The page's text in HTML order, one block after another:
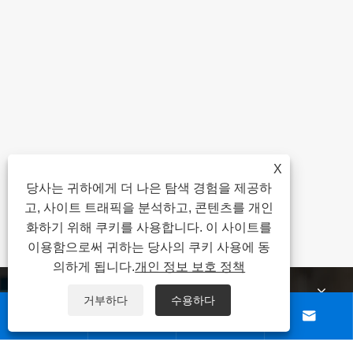
노동절: 근로자에 ​​대한 찬사
더보기 >>
 
X
당사는 귀하에게 더 나은 탐색 경험을 제공하
고, 사이트 트래픽을 분석하고, 콘텐츠를 개인
화하기 위해 쿠키를 사용합니다. 이 사이트를
이용함으로써 귀하는 당사의 쿠키 사용에 동
의하게 됩니다.개인 정보 보호 정책
거부하다 수용하다